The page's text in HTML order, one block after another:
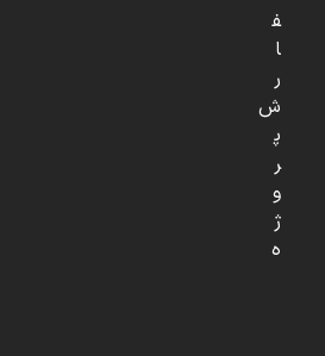
ف
ا
ر
ش
پ
ر
و
ژ
ه